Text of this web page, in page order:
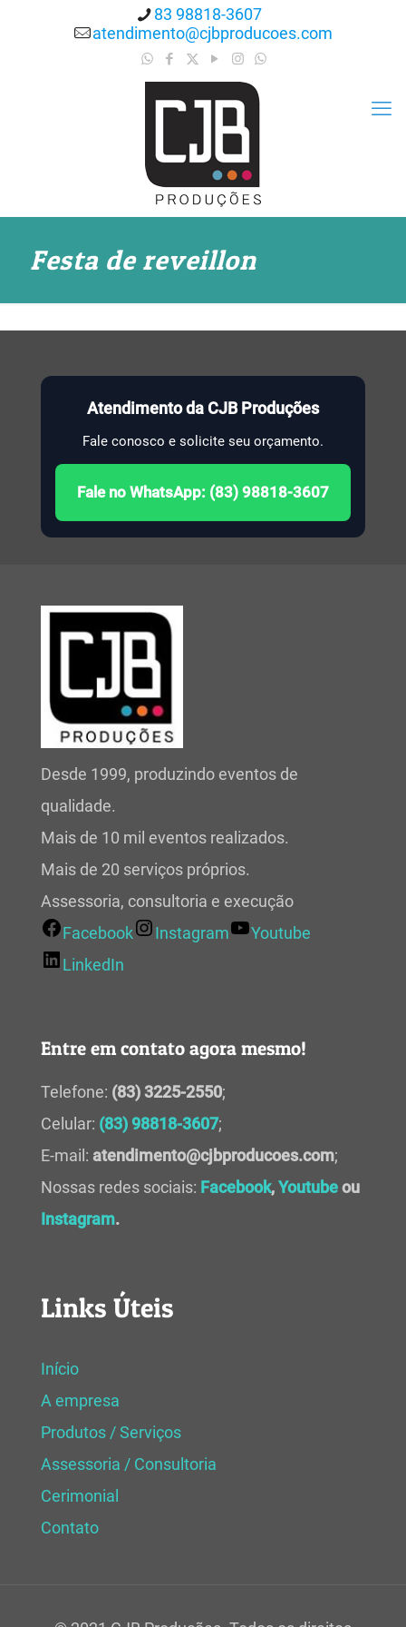
83 98818-3607
atendimento@cjbproducoes.com
Festa de reveillon
Atendimento da CJB Produções
Fale conosco e solicite seu orçamento.
Fale no WhatsApp: (83) 98818-3607
Desde 1999, produzindo eventos de
qualidade.
Mais de 10 mil eventos realizados.
Mais de 20 serviços próprios.
Assessoria, consultoria e execução
Facebook
Instagram
Youtube
LinkedIn
Entre em contato agora mesmo!
Telefone: (83) 3225-2550;
Celular: (83) 98818-3607;
E-mail: atendimento@cjbproducoes.com;
Nossas redes sociais: Facebook,Youtubeou
Instagram.
Links Úteis
Início
A empresa
Produtos / Serviços
Assessoria / Consultoria
Cerimonial
Contato